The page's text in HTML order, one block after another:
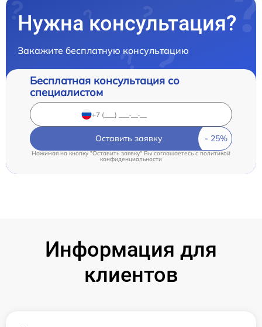
Нужна консультация?
Закажите бесплатную консультацию
Бесплатная консультация со
специалистом
Оставить заявку
Нажимая на кнопку "Оставить заявку" Вы соглашаетесь cполитикой
конфиденциальности
Информация для
клиентов